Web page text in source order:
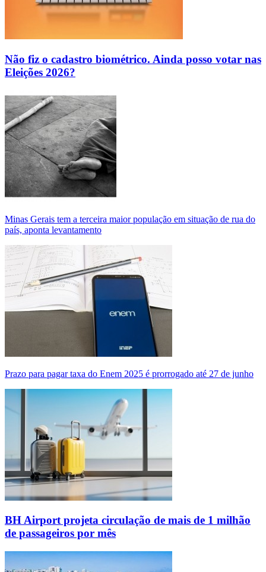
Não fiz o cadastro biométrico. Ainda posso votar nas
Eleições 2026?
Minas Gerais tem a terceira maior população em situação de rua do
país, aponta levantamento
Prazo para pagar taxa do Enem 2025 é prorrogado até 27 de junho
BH Airport projeta circulação de mais de 1 milhão
de passageiros por mês